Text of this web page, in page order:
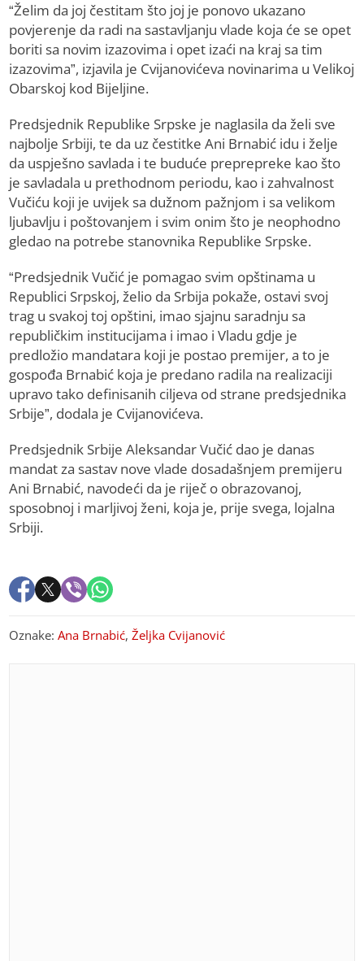
“Želim da joj čestitam što joj je ponovo ukazano
povjerenje da radi na sastavljanju vlade koja će se opet
boriti sa novim izazovima i opet izaći na kraj sa tim
izazovima”, izjavila je Cvijanovićeva novinarima u Velikoj
Obarskoj kod Bijeljine.
Predsjednik Republike Srpske je naglasila da želi sve
najbolje Srbiji, te da uz čestitke Ani Brnabić idu i želje
da uspješno savlada i te buduće preprepreke kao što
je savladala u prethodnom periodu, kao i zahvalnost
Vučiću koji je uvijek sa dužnom pažnjom i sa velikom
ljubavlju i poštovanjem i svim onim što je neophodno
gledao na potrebe stanovnika Republike Srpske.
“Predsjednik Vučić je pomagao svim opštinama u
Republici Srpskoj, želio da Srbija pokaže, ostavi svoj
trag u svakoj toj opštini, imao sjajnu saradnju sa
republičkim institucijama i imao i Vladu gdje je
predložio mandatara koji je postao premijer, a to je
gospođa Brnabić koja je predano radila na realizaciji
upravo tako definisanih ciljeva od strane predsjednika
Srbije”, dodala je Cvijanovićeva.
Predsjednik Srbije Aleksandar Vučić dao je danas
mandat za sastav nove vlade dosadašnjem premijeru
Ani Brnabić, navodeći da je riječ o obrazovanoj,
sposobnoj i marljivoj ženi, koja je, prije svega, lojalna
Srbiji.
Oznake:Ana Brnabić,Željka Cvijanović